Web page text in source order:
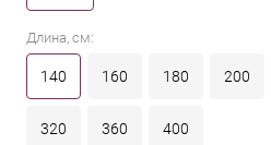
Длина, см:
140 160 180 200
320 360 400